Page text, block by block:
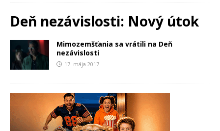
Deň nezávislosti: Nový útok
Mimozemšťania sa vrátili na Deň
nezávislosti
17. mája 2017